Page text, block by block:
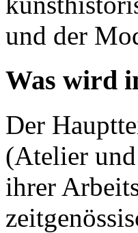
und der
Was wird
Der
(Atelier
ihrer